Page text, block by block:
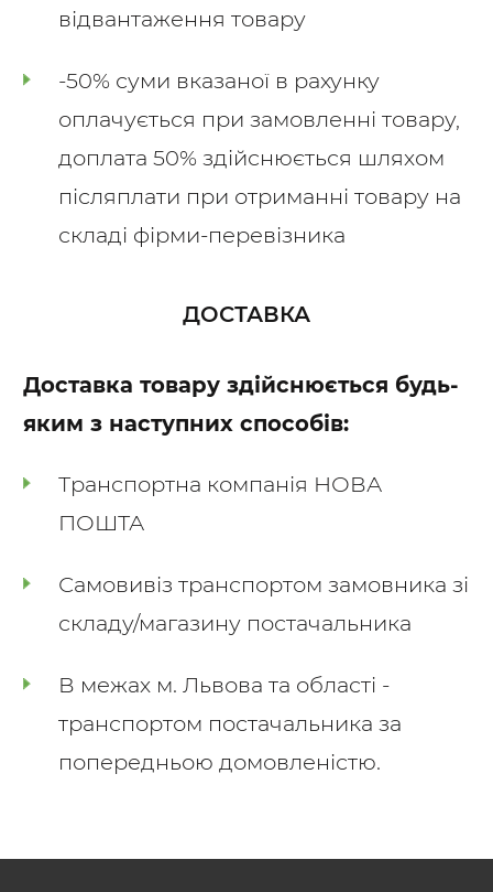
відвантаження товару
-50% суми вказаної в рахунку
оплачується при замовленні товару,
доплата 50% здійснюється шляхом
післяплати при отриманні товару на
складі фірми-перевізника
ДОСТАВКА
Доставка товару здійснюється будь-
яким з наступних способів:
Транспортна компанія НОВА
ПОШТА
Самовивіз транспортом замовника зі
складу/магазину постачальника
В межах м. Львова та області -
транспортом постачальника за
попередньою домовленістю.